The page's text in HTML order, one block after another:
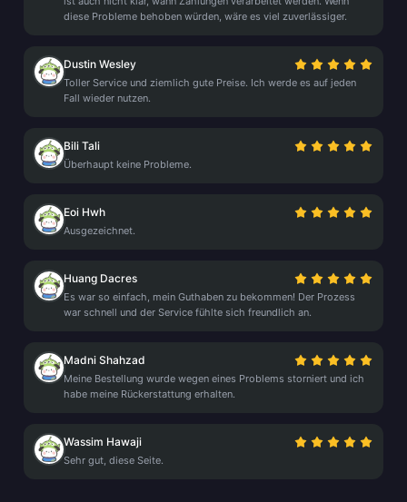
diese Probleme behoben würden, wäre es viel zuverlässiger.
Dustin Wesley
Toller Service und ziemlich gute Preise. Ich werde es auf jeden
Fall wieder nutzen.
Bili Tali
Überhaupt keine Probleme.
Eoi Hwh
Ausgezeichnet.
Huang Dacres
Es war so einfach, mein Guthaben zu bekommen! Der Prozess
war schnell und der Service fühlte sich freundlich an.
Madni Shahzad
Meine Bestellung wurde wegen eines Problems storniert und ich
habe meine Rückerstattung erhalten.
Wassim Hawaji
Sehr gut, diese Seite.